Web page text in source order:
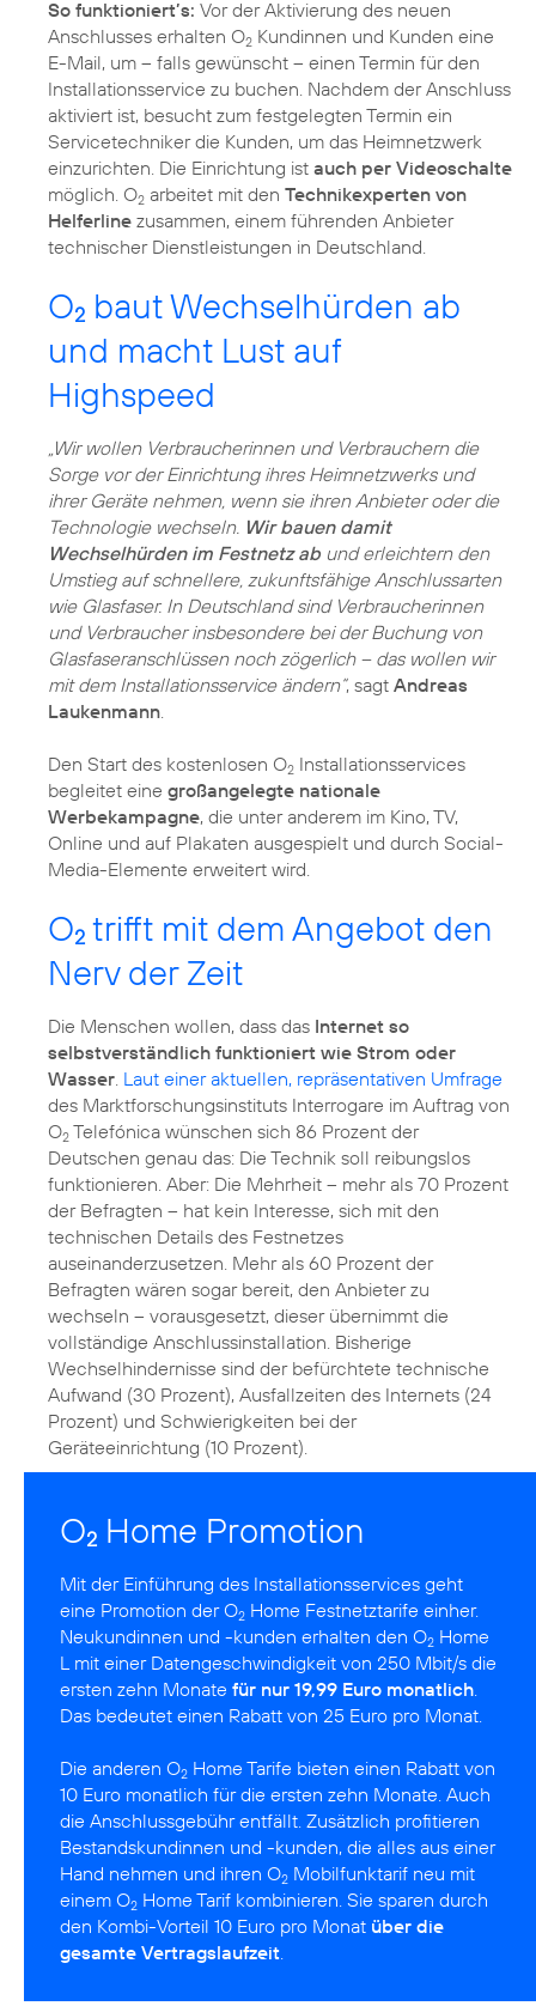
So funktioniert’s: Vor der Aktivierung des neuen
Anschlusses erhalten O2 Kundinnen und Kunden eine
E-Mail, um – falls gewünscht – einen Termin für den
Installationsservice zu buchen. Nachdem der Anschluss
aktiviert ist, besucht zum festgelegten Termin ein
Servicetechniker die Kunden, um das Heimnetzwerk
einzurichten. Die Einrichtung ist auch per Videoschalte
möglich. O2 arbeitet mit den Technikexperten von
Helferline zusammen, einem führenden Anbieter
technischer Dienstleistungen in Deutschland.
O2 baut Wechselhürden ab
und macht Lust auf
Highspeed
„Wir wollen Verbraucherinnen und Verbrauchern die
Sorge vor der Einrichtung ihres Heimnetzwerks und
ihrer Geräte nehmen, wenn sie ihren Anbieter oder die
Technologie wechseln. Wir bauen damit
Wechselhürden im Festnetz ab und erleichtern den
Umstieg auf schnellere, zukunftsfähige Anschlussarten
wie Glasfaser. In Deutschland sind Verbraucherinnen
und Verbraucher insbesondere bei der Buchung von
Glasfaseranschlüssen noch zögerlich – das wollen wir
mit dem Installationsservice ändern“, sagt Andreas
Laukenmann.
Den Start des kostenlosen O2 Installationsservices
begleitet eine großangelegte nationale
Werbekampagne, die unter anderem im Kino, TV,
Online und auf Plakaten ausgespielt und durch Social-
Media-Elemente erweitert wird.
O2 trifft mit dem Angebot den
Nerv der Zeit
Die Menschen wollen, dass das Internet so
selbstverständlich funktioniert wie Strom oder
Wasser. Laut einer aktuellen, repräsentativen Umfrage
des Marktforschungsinstituts Interrogare im Auftrag von
O2 Telefónica wünschen sich 86 Prozent der
Deutschen genau das: Die Technik soll reibungslos
funktionieren. Aber: Die Mehrheit – mehr als 70 Prozent
der Befragten – hat kein Interesse, sich mit den
technischen Details des Festnetzes
auseinanderzusetzen. Mehr als 60 Prozent der
Befragten wären sogar bereit, den Anbieter zu
wechseln – vorausgesetzt, dieser übernimmt die
vollständige Anschlussinstallation. Bisherige
Wechselhindernisse sind der befürchtete technische
Aufwand (30 Prozent), Ausfallzeiten des Internets (24
Prozent) und Schwierigkeiten bei der
Geräteeinrichtung (10 Prozent).
O2 Home Promotion
Mit der Einführung des Installationsservices geht
eine Promotion der O2 Home Festnetztarife einher.
Neukundinnen und -kunden erhalten den O2 Home
L mit einer Datengeschwindigkeit von 250 Mbit/s die
ersten zehn Monate für nur 19,99 Euro monatlich.
Das bedeutet einen Rabatt von 25 Euro pro Monat.
Die anderen O2 Home Tarife bieten einen Rabatt von
10 Euro monatlich für die ersten zehn Monate. Auch
die Anschlussgebühr entfällt. Zusätzlich profitieren
Bestandskundinnen und -kunden, die alles aus einer
Hand nehmen und ihren O2 Mobilfunktarif neu mit
einem O2 Home Tarif kombinieren. Sie sparen durch
den Kombi-Vorteil 10 Euro pro Monat über die
gesamte Vertragslaufzeit.